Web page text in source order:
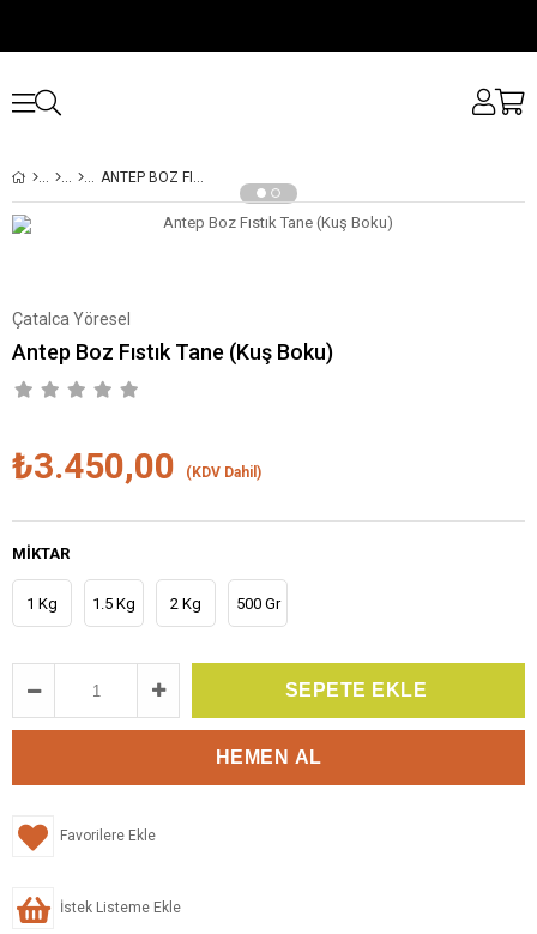
ANTEP BOZ FISTIK TANE (KUŞ BOKU)
›
Çatalca Yöresel
Antep Boz Fıstık Tane (Kuş Boku)
₺3.450,00 (KDV Dahil)
MIKTAR
1 Kg 1.5 Kg 2 Kg 500 Gr
Favorilere Ekle
İstek Listeme Ekle